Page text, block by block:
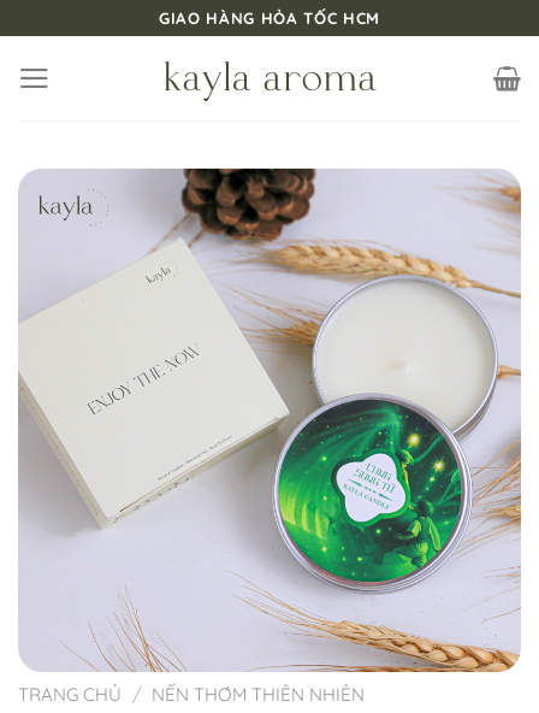
nội
GIAO HÀNG HỎA TỐC HCM
TRANG CHỦ / NẾN THƠM THIÊN NHIÊN